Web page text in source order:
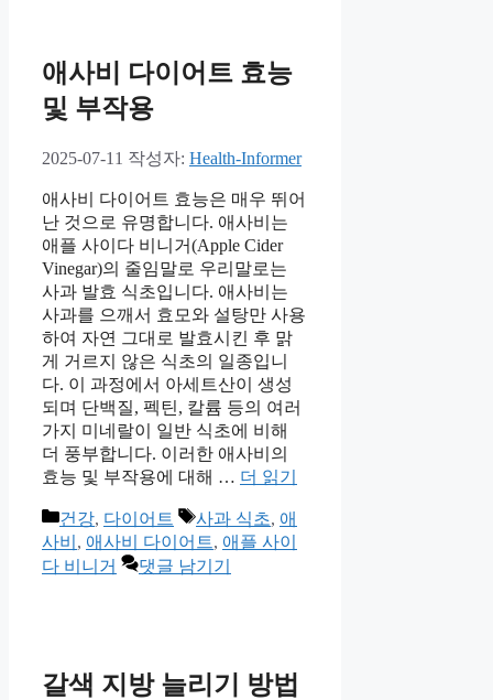
애사비 다이어트 효능
및 부작용
2025-07-11 작성자: Health-Informer
애사비 다이어트 효능은 매우 뛰어
난 것으로 유명합니다. 애사비는
애플 사이다 비니거(Apple Cider
Vinegar)의 줄임말로 우리말로는
사과 발효 식초입니다. 애사비는
사과를 으깨서 효모와 설탕만 사용
하여 자연 그대로 발효시킨 후 맑
게 거르지 않은 식초의 일종입니
다. 이 과정에서 아세트산이 생성
되며 단백질, 펙틴, 칼륨 등의 여러
가지 미네랄이 일반 식초에 비해
더 풍부합니다. 이러한 애사비의
효능 및 부작용에 대해 … 더 읽기
카
테
고
건강, 다이어트
태
그
사과 식초, 애
사비 , 애사비 다이어트, 애플 사이
다 비니거
댓글 남기기
갈색 지방 늘리기 방법